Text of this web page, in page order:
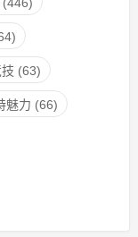
(63)
魅力 (66)